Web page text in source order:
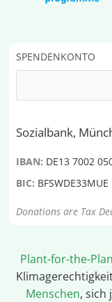
SPENDENKONTO
Sozialbank,
IBAN: DE13 7002
BIC: BFSWDE33MUE
Donations are Tax
Plant-for-the-
Menschen, sich